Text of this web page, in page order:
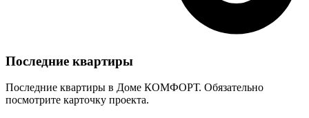
Последние квартиры
Последние квартиры в Доме КОМФОРТ. Обязательно
посмотрите карточку проекта.